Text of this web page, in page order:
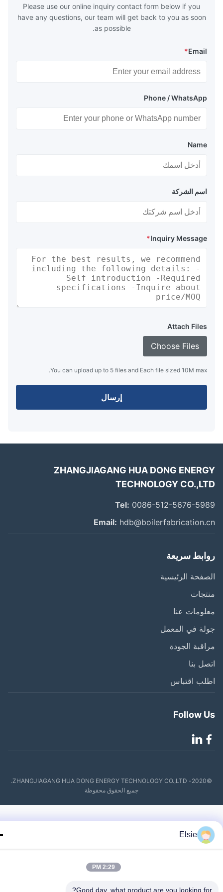
Please use our online inquiry contact form below if you
have any questions, our team will get back to you as soon
as possible.
Email
*
Phone / WhatsApp
Name
اسم الشركة
Inquiry Message
*
Attach Files
Choose Files
You can upload up to 5 files and Each file sized 10M max.
إرسال
ZHANGJIAGANG HUA DONG
TECHNOLOGY
Tel:0086-512-5676-
Email:
سريعة
الرئيسية
عنا
في المعمل
الجودة
بنا
اقتباس
Follow
©2020- ZHANGJIAGANG HUA DONG ENERGY TECHNOLOGY CO.,LTD.
جميع الحقوق محفوظة
Elsie
2:29 PM
Good day, what product are you looking